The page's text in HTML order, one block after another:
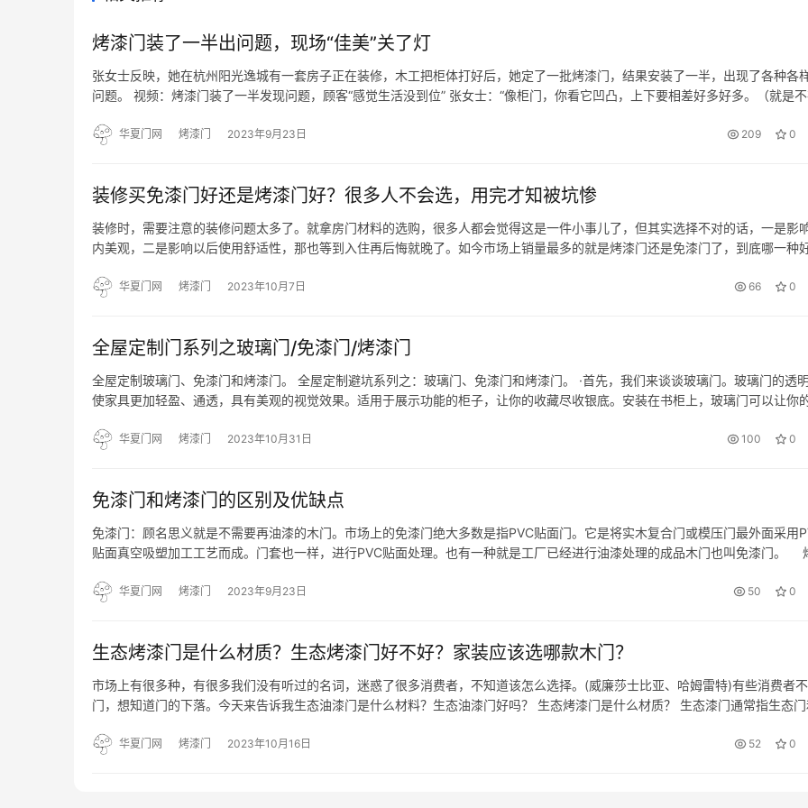
烤漆门装了一半出问题，现场“佳美”关了灯
张女士反映，她在杭州阳光逸城有一套房子正在装修，木工把柜体打好后，她定了一批烤漆门，结果安装了一半，出现了各种各
问题。 视频：烤漆门装了一半发现问题，顾客“感觉生活没到位” 张女士：“像柜门，你看它凹凸，上下要相差好多好多。（就是
进的。…华夏门网 烤漆门 2023年9月23日 209 0
装修买免漆门好还是烤漆门好？很多人不会选，用完才知被坑惨
装修时，需要注意的装修问题太多了。就拿房门材料的选购，很多人都会觉得这是一件小事儿了，但其实选择不对的话，一是影
内美观，二是影响以后使用舒适性，那也等到入住再后悔就晚了。如今市场上销量最多的就是烤漆门还是免漆门了，到底哪一种
高，色泽也更…
华夏门网 烤漆门 2023年10月7日 66 0
全屋定制门系列之玻璃门/免漆门/烤漆门
全屋定制玻璃门、免漆门和烤漆门。 全屋定制避坑系列之：玻璃门、免漆门和烤漆门。 ·首先，我们来谈谈玻璃门。玻璃门的透
使家具更加轻盈、通透，具有美观的视觉效果。适用于展示功能的柜子，让你的收藏尽收银底。安装在书柜上，玻璃门可以让你
来说…华夏门网 烤漆门 2023年10月31日 100 0
免漆门和烤漆门的区别及优缺点
免漆门：顾名思义就是不需要再油漆的木门。市场上的免漆门绝大多数是指PVC贴面门。它是将实木复合门或模压门最外面采用
贴面真空吸塑加工工艺而成。门套也一样，进行PVC贴面处理。也有一种就是工厂已经进行油漆处理的成品木门也叫免漆门。
（… 华夏门网 烤漆门 2023年9月23日 50 0
生态烤漆门是什么材质？生态烤漆门好不好？家装应该选哪款木门？
市场上有很多种，有很多我们没有听过的名词，迷惑了很多消费者，不知道该怎么选择。(威廉莎士比亚、哈姆雷特)有些消费者
门，想知道门的下落。今天来告诉我生态油漆门是什么材料？生态油漆门好吗？ 生态烤漆门是什么材质？ 生态漆门通常指生态门
软木。…华夏门网 烤漆门 2023年10月16日 52 0